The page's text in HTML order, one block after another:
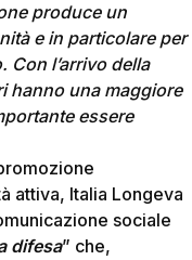
produce un
e in particolare per
Con l’arrivo della
hanno una maggiore
essere
attiva, Italia Longeva
sociale
difesa” che,